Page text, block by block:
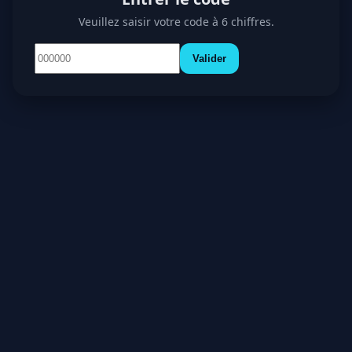
Veuillez saisir votre code à 6 chiffres.
Valider